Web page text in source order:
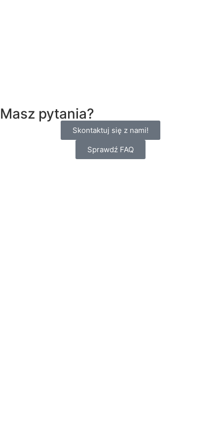
Masz pytania?
Skontaktuj się z nami!
Sprawdź FAQ